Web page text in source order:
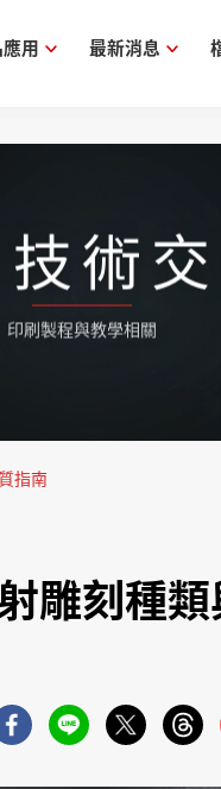
用 最新消息
術
印刷製程與教學相關
指南
雕刻種類